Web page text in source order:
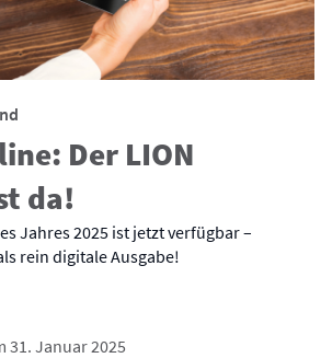
Der LION
da!
Jahres 2025 ist jetzt verfügbar –
rein digitale Ausgabe!
31. Januar 2025